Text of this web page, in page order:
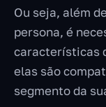
Ou seja, além
persona, é
características
elas são
segmento da